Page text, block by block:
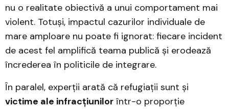
nu o realitate obiectivă a unui comportament mai
violent. Totuși, impactul cazurilor individuale de
mare amploare nu poate fi ignorat: fiecare incident
de acest fel amplifică teama publică și erodează
încrederea în politicile de integrare.
În paralel, experții arată că refugiații sunt și
victime ale infracțiunilor într-o proporție